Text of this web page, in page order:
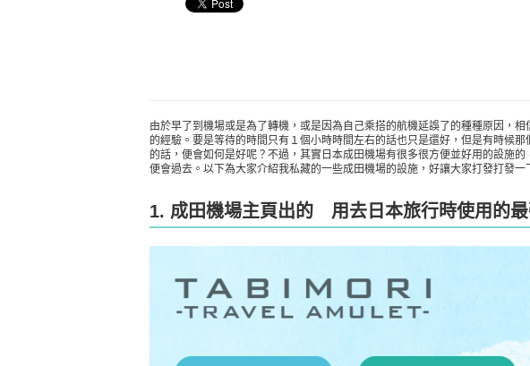
由於早了到機場或是為了轉機，或是因為自己乘搭的航機延誤了的種種原因，
的經驗。要是等待的時間只有１個小時時間左右的話也只是還好，但是有時候
的話，便會如何是好呢？不過，其實日本成田機場有很多很方便並好用的設施
便會過去。以下為大家介紹我私藏的一些成田機場的設施，好讓大家打發打發一
1. 成田機場主頁出的 用去日本旅行時使用的最